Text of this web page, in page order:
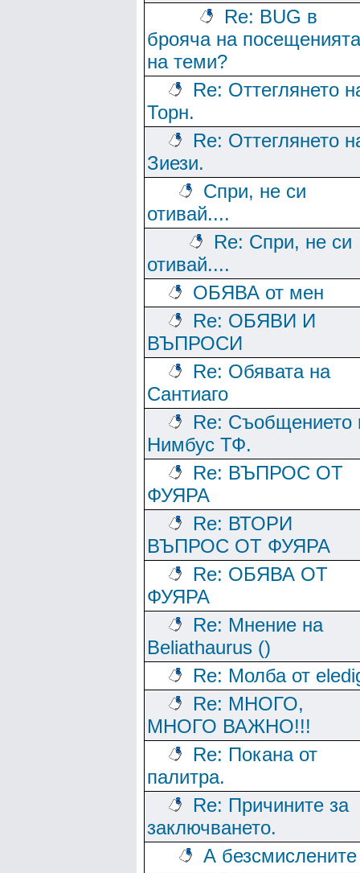
Re: BUG в
брояча на посещенията
на теми?
Re: Оттеглянето
Торн.
Re: Оттеглянето
Зиези.
Спри, не си
отивай....
Re: Спри, не си
отивай....
ОБЯВА от мен
Re: ОБЯВИ И
ВЪПРОСИ
Re: Обявата на
Сантиаго
Re: Съобщението
Нимбус ТФ.
Re: ВЪПРОС ОТ
ФУЯРА
Re: ВТОРИ
ВЪПРОС ОТ ФУЯРА
Re: ОБЯВА ОТ
ФУЯРА
Re: Мнение на
Beliathaurus ()
Re: Молба от
Re: МНОГО,
МНОГО ВАЖНО!!!
Re: Покана от
палитра.
Re: Причините за
заключването.
А безсмислените